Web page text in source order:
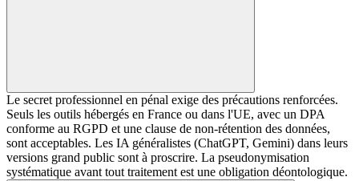
Le secret professionnel en pénal exige des précautions renforcées.
Seuls les outils hébergés en France ou dans l'UE, avec un DPA
conforme au RGPD et une clause de non-rétention des données,
sont acceptables. Les IA généralistes (ChatGPT, Gemini) dans leurs
versions grand public sont à proscrire. La pseudonymisation
systématique avant tout traitement est une obligation déontologique.